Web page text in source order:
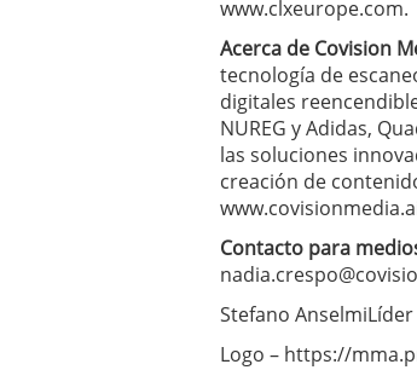
www.clxeurope.com.
Acerca de Covision
tecnología de
digitales
NUREG y Adidas,
las soluciones
creación de
Contacto para
Stefano
Logo – https://